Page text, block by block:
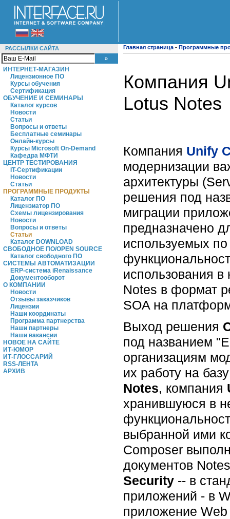
РАССЫЛКИ САЙТА
ИНТЕРНЕТ-МАГАЗИН
Лицензионное ПО
Курсы обучения
Сертификация
ОБУЧЕНИЕ И СЕМИНАРЫ
Каталог курсов
Новости
Статьи
Вопросы и ответы
Бесплатные семинары
Онлайн-курсы
Курсы Microsoft On-Demand
Кафедра МФТИ
ЦЕНТР ТЕСТИРОВАНИЯ
IT-Сертификации
Новости
Статьи
ПРОГРАММНЫЕ ПРОДУКТЫ
Каталог ПО
Лицензиатор ПО
Схемы лицензирования
Новости
Вопросы и ответы
Статьи
Каталог DOWNLOAD
СВОБОДНОЕ ПО/OPEN SOURCE
Каталог свободного ПО
СИСТЕМЫ АВТОМАТИЗАЦИИ
ERP-система iRenaissance
Документооборот
О КОМПАНИИ
Новости
Отзывы заказчиков
Лицензии
Наши координаты
Программа партнерства
Наши партнеры
Наши вакансии
НОВОЕ НА САЙТЕ
ИТ-ЮМОР
ИТ-ГЛОССАРИЙ
RSS-ЛЕНТА
АРХИВ
Главная страница - Программные
Компания
Lotus Notes
Компания Unify
модернизации
архитектуры
решения под
миграции
предназначено
используемых
использования
Notes в формат
SOA на
Выход решения
под названием
организациям
их работу на
Notes, компания
хранившуюся в
выбранной ими
Composer
документов
Security -- в
приложений - в
приложение